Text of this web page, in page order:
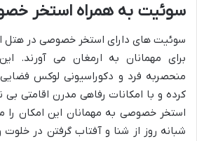
سوئیت به همراه استخر
سوئیت های دارای استخر خصوصی در هتل
برای مهمانان به ارمغان می آورند.
منحصربه فرد و دکوراسیونی لوکس
کرده و با امکانات رفاهی مدرن اقامتی
استخر خصوصی به مهمانان این امکان را
شبانه روز از شنا و آفتاب گرفتن در